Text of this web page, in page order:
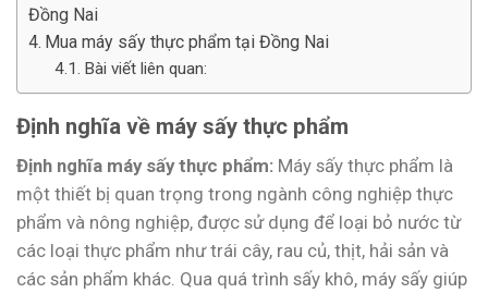
Đồng Nai
Mua máy sấy thực phẩm tại Đồng Nai
Bài viết liên quan:
Định nghĩa về máy sấy thực phẩm
Định nghĩa máy sấy thực phẩm: Máy sấy thực phẩm là
một thiết bị quan trọng trong ngành công nghiệp thực
phẩm và nông nghiệp, được sử dụng để loại bỏ nước từ
các loại thực phẩm như trái cây, rau củ, thịt, hải sản và
các sản phẩm khác. Qua quá trình sấy khô, máy sấy giúp